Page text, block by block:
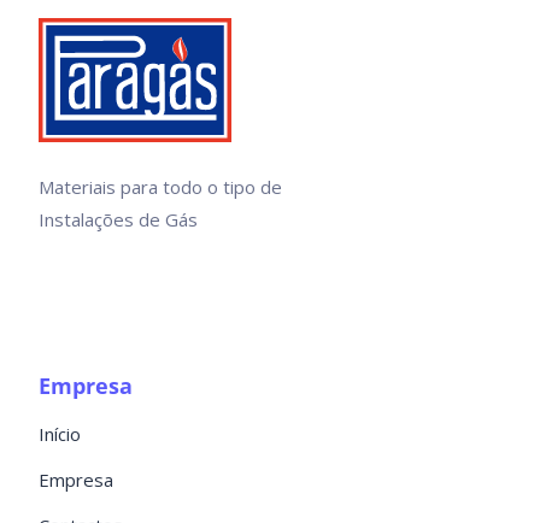
Materiais para todo o tipo de
Instalações de Gás
Empresa
Início
Empresa